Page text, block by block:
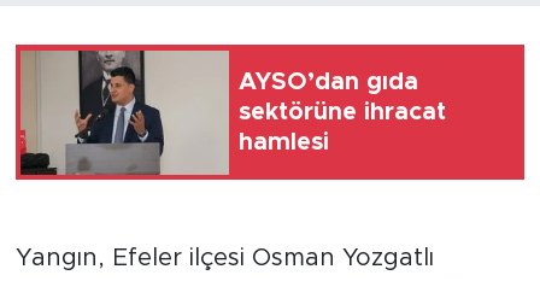
AYSO’dan gıda
sektörüne ihracat
hamlesi
Yangın, Efeler ilçesi Osman Yozgatlı